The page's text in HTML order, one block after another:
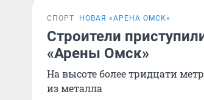
СПОРТ НОВАЯ «АРЕНА ОМСК»
Строители
«Арены Омск»
На высоте более тридцати
из металла